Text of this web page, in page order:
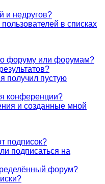
и недругов?
в списках
форуму или форумам?
получил пустую
конференции?
и созданные мной
подписок?
подписаться на
форум?